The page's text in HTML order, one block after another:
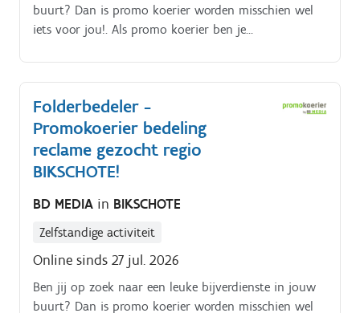
buurt? Dan is promo koerier worden misschien wel
iets voor jou!. Als promo koerier ben je
Je kiest daarbij zelf hoe je dat doet (met de fiets, te
voet, bromfiets, … ) De folderpakketten moeten
tussen zondagochtend en dinsdagavond in de
brievenbussen belanden Je kiest binnen die
tijdspanne zelf wanneer je de pakketten rondbrengt
eigen beschikbaarheid De opdracht is in zelfstandig
wordt tijdens een gesprek in het dichtstbijzijnde
kantoor of via een videocall gegeven.
Folderbedeler -
Promokoerier bedeling
reclame gezocht regio
BIKSCHOTE!
BD MEDIA in BIKSCHOTE
Zelfstandige activiteit
Online sinds 27 jul. 2026
Ben jij op zoek naar een leuke bijverdienste in jouw
buurt? Dan is promo koerier worden misschien wel